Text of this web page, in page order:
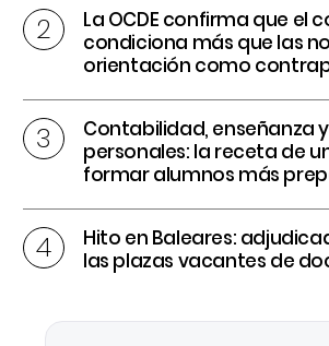
La OCDE confirma que el
condiciona más que las
orientación como
Contabilidad, enseñanza
personales: la receta de
formar alumnos más
Hito en Baleares:
las plazas vacantes de